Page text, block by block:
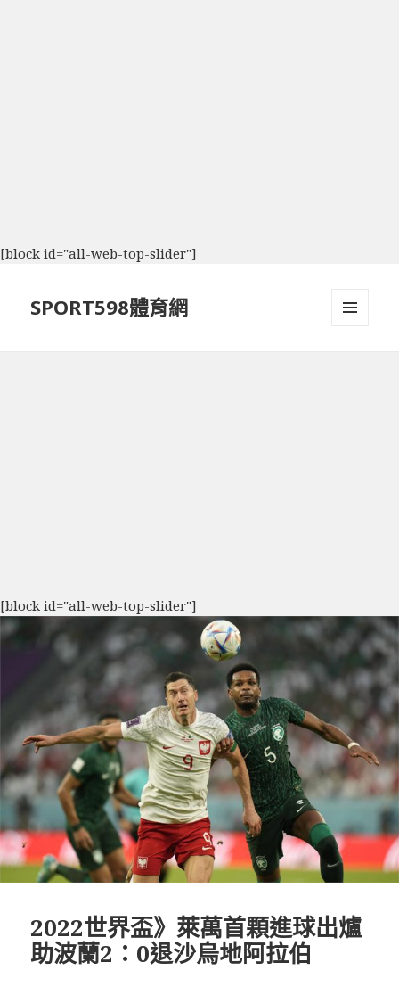
[block id="all-web-top-slider"]
SPORT598體育網
[block id="all-web-top-slider"]
2022世界盃》萊萬首顆進球出爐
助波蘭2：0退沙烏地阿拉伯